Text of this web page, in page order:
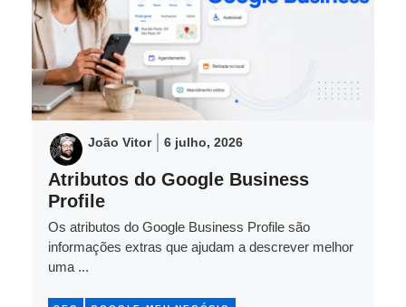
João Vitor 6 julho, 2026
Atributos do Google Business
Profile
Os atributos do Google Business Profile são
informações extras que ajudam a descrever melhor
uma ...